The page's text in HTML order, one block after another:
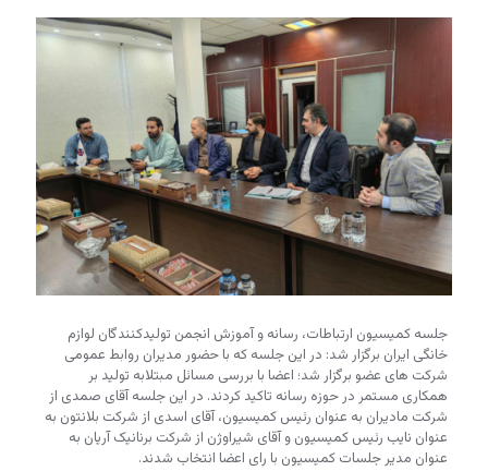
جلسه کمیسیون ارتباطات، رسانه و آموزش انجمن تولیدکنندگان لوازم
خانگی ایران برگزار شد: در این جلسه که با حضور مدیران روابط عمومی
شرکت های عضو برگزار شد؛ اعضا با بررسی مسائل مبتلابه تولید بر
همکاری مستمر در حوزه رسانه تاکید کردند. در این جلسه آقای صمدی از
شرکت مادیران به عنوان رئیس کمیسیون، آقای اسدی از شرکت بلانتون به
عنوان نایب رئیس کمیسیون و آقای شیراوژن از شرکت برنانیک آریان به
عنوان مدیر جلسات کمیسیون با رای اعضا انتخاب شدند.